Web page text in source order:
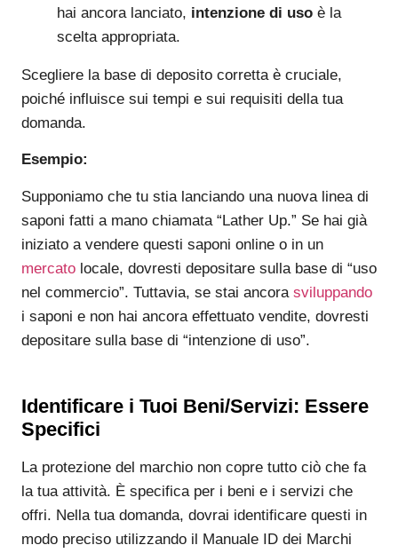
hai ancora lanciato, intenzione di uso è la
scelta appropriata.
Scegliere la base di deposito corretta è cruciale,
poiché influisce sui tempi e sui requisiti della tua
domanda.
Esempio:
Supponiamo che tu stia lanciando una nuova linea di
saponi fatti a mano chiamata “Lather Up.” Se hai già
iniziato a vendere questi saponi online o in un
mercato locale, dovresti depositare sulla base di “uso
nel commercio”. Tuttavia, se stai ancora sviluppando
i saponi e non hai ancora effettuato vendite, dovresti
depositare sulla base di “intenzione di uso”.
Identificare i Tuoi Beni/Servizi: Essere
Specifici
La protezione del marchio non copre tutto ciò che fa
la tua attività. È specifica per i beni e i servizi che
offri. Nella tua domanda, dovrai identificare questi in
modo preciso utilizzando il Manuale ID dei Marchi